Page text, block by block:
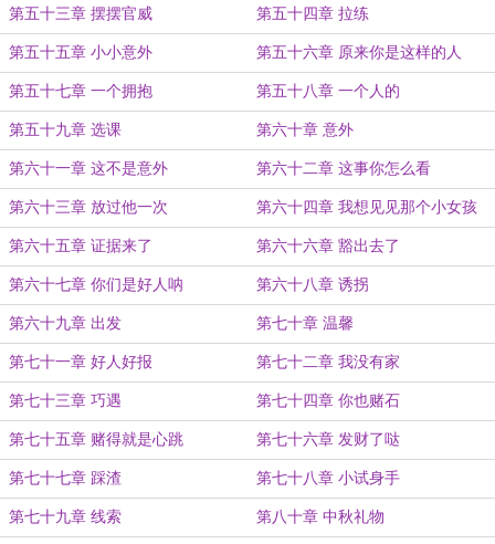
第五十三章 摆摆官威 第五十四章 拉练
第五十五章 小小意外 第五十六章 原来你是这样的人
第五十七章 一个拥抱 第五十八章 一个人的
第五十九章 选课 第六十章 意外
第六十一章 这不是意外 第六十二章 这事你怎么看
第六十三章 放过他一次 第六十四章 我想见见那个小女孩
第六十五章 证据来了 第六十六章 豁出去了
第六十七章 你们是好人呐 第六十八章 诱拐
第六十九章 出发 第七十章 温馨
第七十一章 好人好报 第七十二章 我没有家
第七十三章 巧遇 第七十四章 你也赌石
第七十五章 赌得就是心跳 第七十六章 发财了哒
第七十七章 踩渣 第七十八章 小试身手
第七十九章 线索 第八十章 中秋礼物